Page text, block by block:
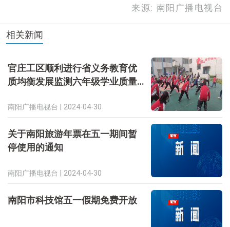
来源: 南阳广播电视台
相关新闻
官庄工区顺利进行省义务教育优
质均衡发展监测六年级学业质量
南阳广播电视台 | 2024-04-30
关于南阳旅游年票在五一期间暂
停使用的通知
南阳广播电视台 | 2024-04-30
南阳市科技馆五一假期免费开放